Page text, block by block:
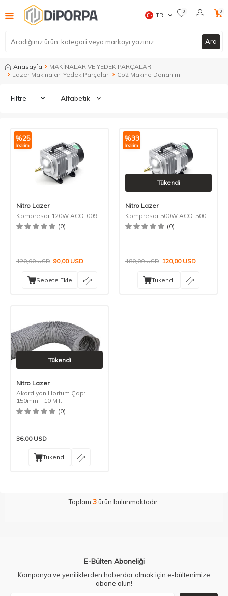
Ara
TR 0 0
Anasayfa
MAKİNALAR VE YEDEK PARÇALAR
Lazer Makinaları Yedek Parçaları
Co2 Makine Donanımı
Filtre
%25
İndirim
Nitro Lazer
Kompresör 120W ACO-009
(0)
120,00USD 90,00USD
Sepete Ekle
%33
İndirim
Tükendi
Nitro Lazer
Kompresör 500W ACO-500
(0)
180,00USD 120,00USD
Tükendi
Tükendi
Nitro Lazer
Akordiyon Hortum Çap:
150mm - 10 MT.
(0)
36,00USD
Tükendi
Toplam 3ürün bulunmaktadır.
E-Bülten Aboneliği
Kampanya ve yeniliklerden haberdar olmak için e-bültenimize
abone olun!